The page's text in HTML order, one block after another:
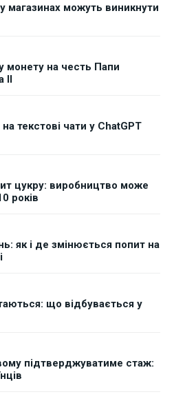
магазинах можуть виникнути
монету на честь Папи
II
текстові чати у ChatGPT
цукру: виробництво може
років
як і де змінюється попит на
що відбувається у
підтверджуватиме стаж: